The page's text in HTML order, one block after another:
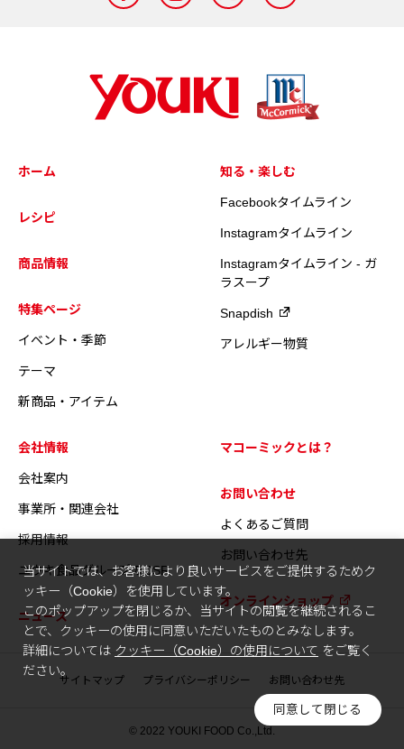
ホーム
レシピ
商品情報
特集ページ
イベント・季節
テーマ
新商品・アイテム
知る・楽しむ
Facebookタイムライン
Instagramタイムライン
Instagramタイムライン - ガ
ラスープ
Snapdish
アレルギー物質
会社情報
会社案内
事業所・関連会社
採用情報
ユウキ食品グループのCSR
ニュース
マコーミックとは？
お問い合わせ
よくあるご質問
お問い合わせ先
オンラインショップ
サイトマップ プライバシーポリシー お問い合わせ先
© 2022 YOUKI FOOD Co.,Ltd.
当サイトでは、お客様により良いサービスをご提供するためク
ッキー（Cookie）を使用しています。
このポップアップを閉じるか、当サイトの閲覧を継続されるこ
とで、クッキーの使用に同意いただいたものとみなします。
詳細については クッキー（Cookie）の使用について をご覧く
ださい。
同意して閉じる